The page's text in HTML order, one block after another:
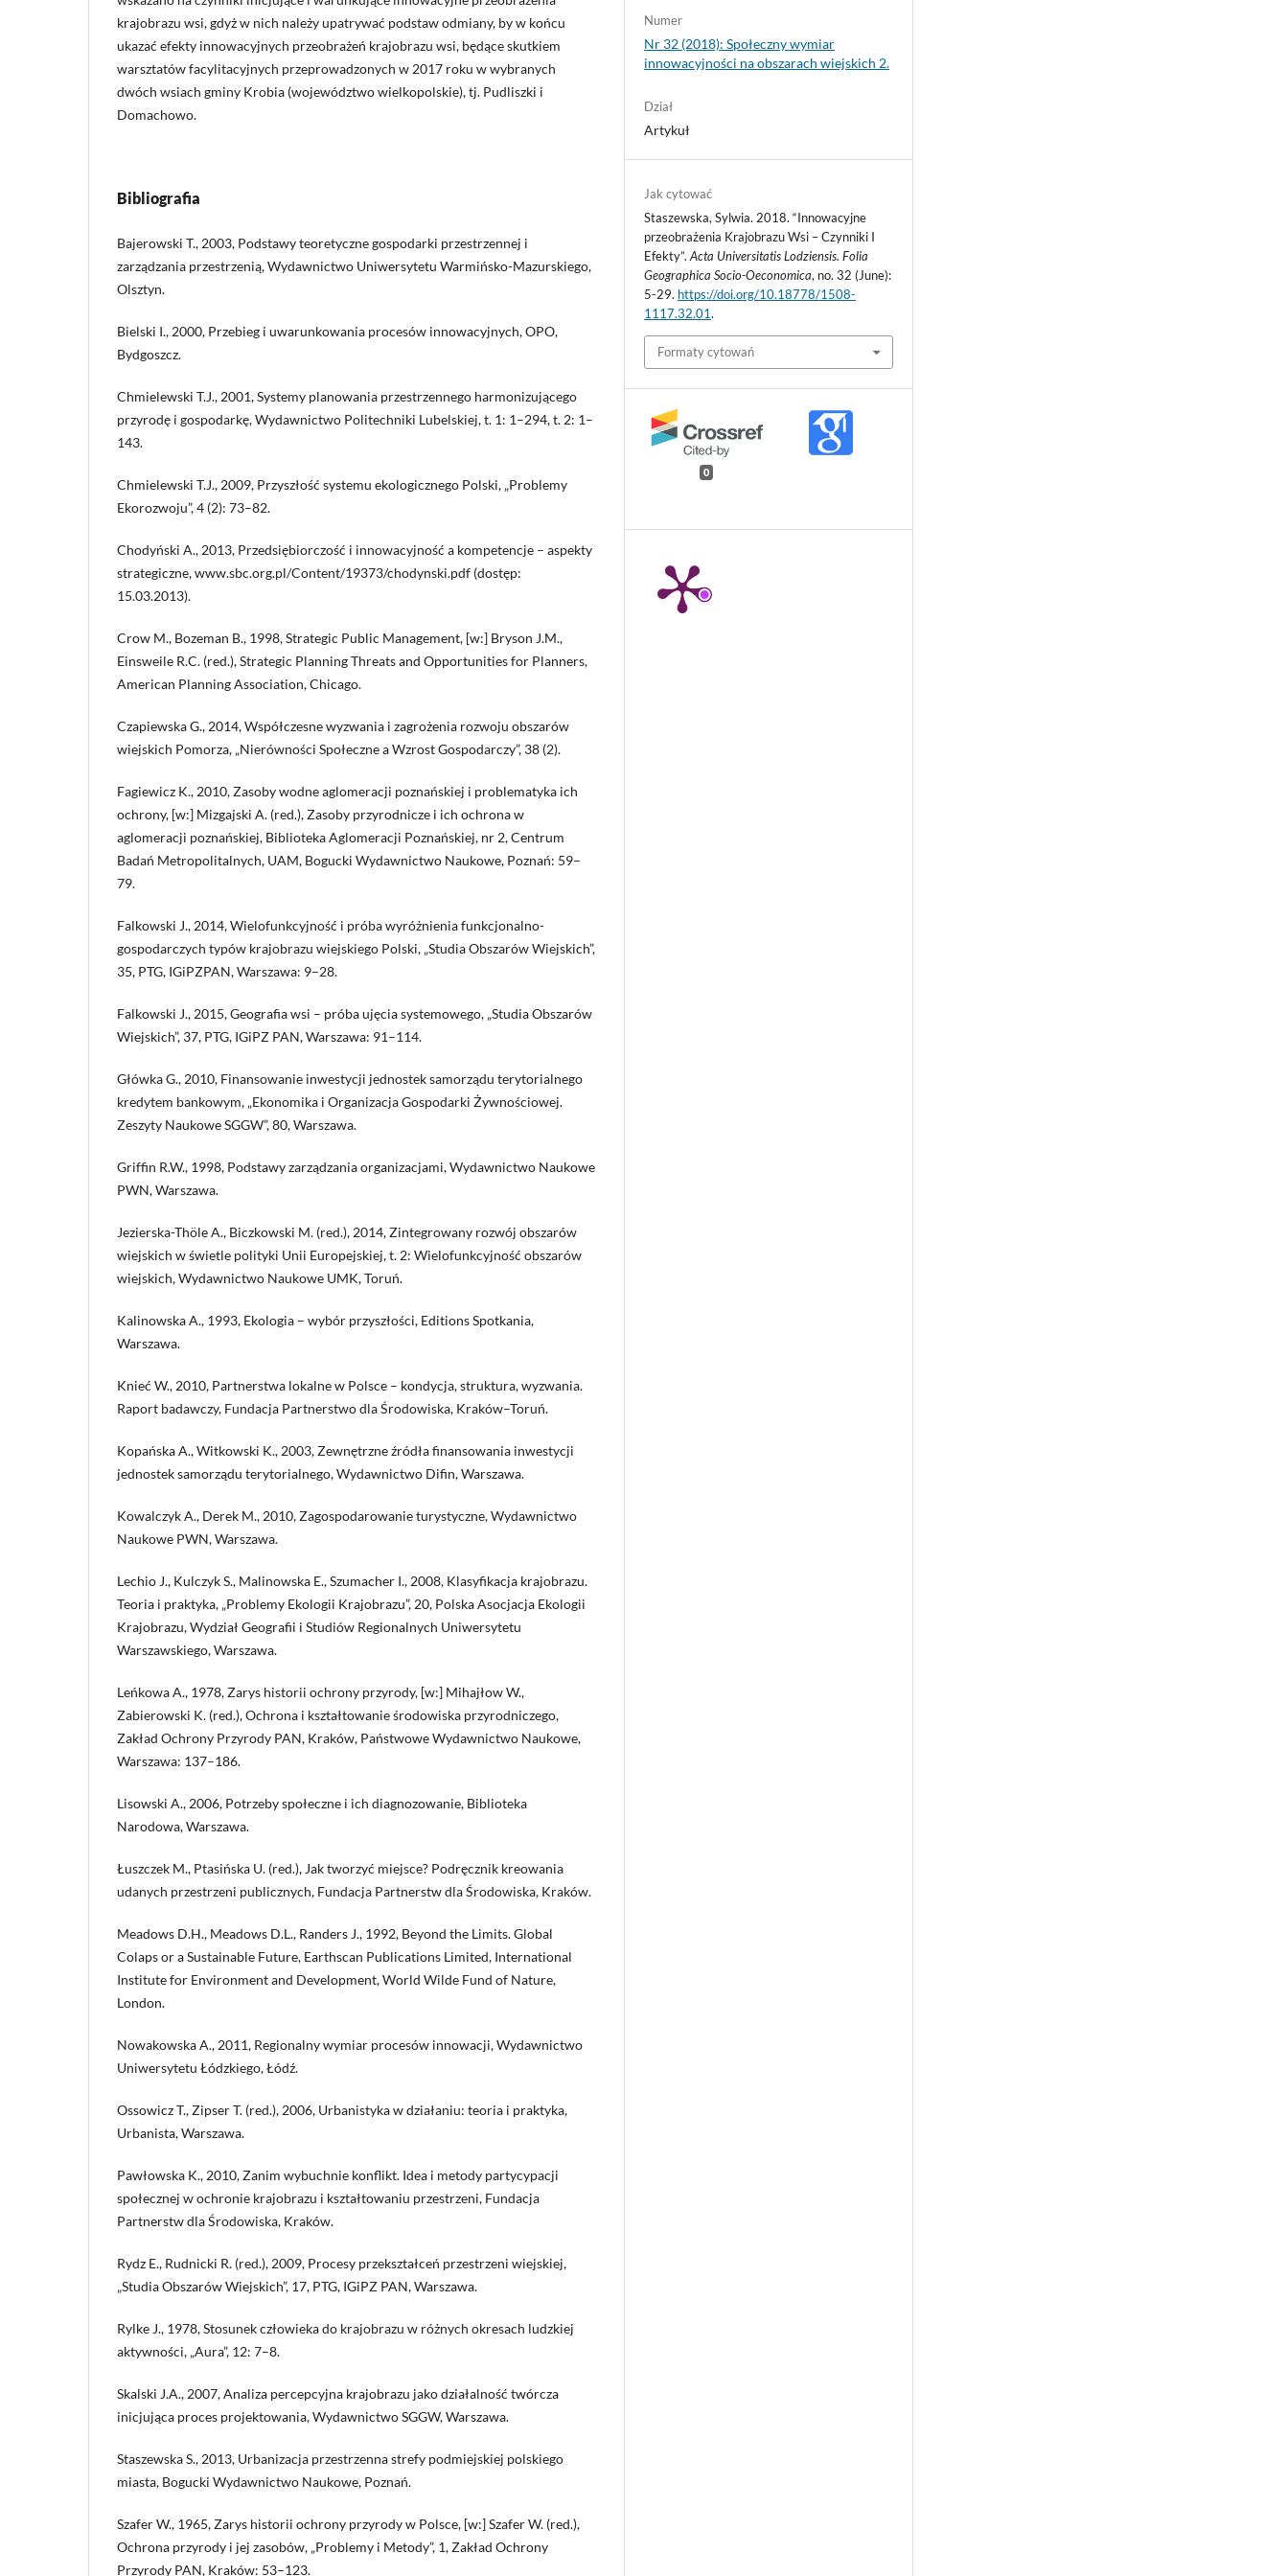
krajobrazu wsi, gdyż w nich należy upatrywać podstaw odmiany, by w końcu
ukazać efekty innowacyjnych przeobrażeń krajobrazu wsi, będące skutkiem
warsztatów facylitacyjnych przeprowadzonych w 2017 roku w wybranych
dwóch wsiach gminy Krobia (województwo wielkopolskie), tj. Pudliszki i
Domachowo.
Bibliografia
Bajerowski T., 2003, Podstawy teoretyczne gospodarki przestrzennej i
zarządzania przestrzenią, Wydawnictwo Uniwersytetu Warmińsko-Mazurskiego,
Olsztyn.
Bielski I., 2000, Przebieg i uwarunkowania procesów innowacyjnych, OPO,
Bydgoszcz.
Chmielewski T.J., 2001, Systemy planowania przestrzennego harmonizującego
przyrodę i gospodarkę, Wydawnictwo Politechniki Lubelskiej, t. 1: 1–294, t. 2: 1–
143.
Chmielewski T.J., 2009, Przyszłość systemu ekologicznego Polski, „Problemy
Ekorozwoju”, 4 (2): 73–82.
Chodyński A., 2013, Przedsiębiorczość i innowacyjność a kompetencje – aspekty
strategiczne, www.sbc.org.pl/Content/19373/chodynski.pdf (dostęp:
15.03.2013).
Crow M., Bozeman B., 1998, Strategic Public Management, [w:] Bryson J.M.,
Einsweile R.C. (red.), Strategic Planning Threats and Opportunities for Planners,
American Planning Association, Chicago.
Czapiewska G., 2014, Współczesne wyzwania i zagrożenia rozwoju obszarów
wiejskich Pomorza, „Nierówności Społeczne a Wzrost Gospodarczy”, 38 (2).
Fagiewicz K., 2010, Zasoby wodne aglomeracji poznańskiej i problematyka ich
ochrony, [w:] Mizgajski A. (red.), Zasoby przyrodnicze i ich ochrona w
aglomeracji poznańskiej, Biblioteka Aglomeracji Poznańskiej, nr 2, Centrum
Badań Metropolitalnych, UAM, Bogucki Wydawnictwo Naukowe, Poznań: 59–
79.
Falkowski J., 2014, Wielofunkcyjność i próba wyróżnienia funkcjonalno-
gospodarczych typów krajobrazu wiejskiego Polski, „Studia Obszarów Wiejskich”,
35, PTG, IGiPZPAN, Warszawa: 9–28.
Falkowski J., 2015, Geografia wsi – próba ujęcia systemowego, „Studia Obszarów
Wiejskich”, 37, PTG, IGiPZ PAN, Warszawa: 91–114.
Główka G., 2010, Finansowanie inwestycji jednostek samorządu terytorialnego
kredytem bankowym, „Ekonomika i Organizacja Gospodarki Żywnościowej.
Zeszyty Naukowe SGGW”, 80, Warszawa.
Griffin R.W., 1998, Podstawy zarządzania organizacjami, Wydawnictwo Naukowe
PWN, Warszawa.
Jezierska-Thöle A., Biczkowski M. (red.), 2014, Zintegrowany rozwój obszarów
wiejskich w świetle polityki Unii Europejskiej, t. 2: Wielofunkcyjność obszarów
wiejskich, Wydawnictwo Naukowe UMK, Toruń.
Kalinowska A., 1993, Ekologia – wybór przyszłości, Editions Spotkania,
Warszawa.
Knieć W., 2010, Partnerstwa lokalne w Polsce – kondycja, struktura, wyzwania.
Raport badawczy, Fundacja Partnerstwo dla Środowiska, Kraków–Toruń.
Kopańska A., Witkowski K., 2003, Zewnętrzne źródła finansowania inwestycji
jednostek samorządu terytorialnego, Wydawnictwo Difin, Warszawa.
Kowalczyk A., Derek M., 2010, Zagospodarowanie turystyczne, Wydawnictwo
Naukowe PWN, Warszawa.
Lechio J., Kulczyk S., Malinowska E., Szumacher I., 2008, Klasyfikacja krajobrazu.
Teoria i praktyka, „Problemy Ekologii Krajobrazu”, 20, Polska Asocjacja Ekologii
Krajobrazu, Wydział Geografii i Studiów Regionalnych Uniwersytetu
Warszawskiego, Warszawa.
Leńkowa A., 1978, Zarys historii ochrony przyrody, [w:] Mihajłow W.,
Zabierowski K. (red.), Ochrona i kształtowanie środowiska przyrodniczego,
Zakład Ochrony Przyrody PAN, Kraków, Państwowe Wydawnictwo Naukowe,
Warszawa: 137–186.
Lisowski A., 2006, Potrzeby społeczne i ich diagnozowanie, Biblioteka
Narodowa, Warszawa.
Łuszczek M., Ptasińska U. (red.), Jak tworzyć miejsce? Podręcznik kreowania
udanych przestrzeni publicznych, Fundacja Partnerstw dla Środowiska, Kraków.
Meadows D.H., Meadows D.L., Randers J., 1992, Beyond the Limits. Global
Colaps or a Sustainable Future, Earthscan Publications Limited, International
Institute for Environment and Development, World Wilde Fund of Nature,
London.
Nowakowska A., 2011, Regionalny wymiar procesów innowacji, Wydawnictwo
Uniwersytetu Łódzkiego, Łódź.
Ossowicz T., Zipser T. (red.), 2006, Urbanistyka w działaniu: teoria i praktyka,
Urbanista, Warszawa.
Pawłowska K., 2010, Zanim wybuchnie konflikt. Idea i metody partycypacji
społecznej w ochronie krajobrazu i kształtowaniu przestrzeni, Fundacja
Partnerstw dla Środowiska, Kraków.
Rydz E., Rudnicki R. (red.), 2009, Procesy przekształceń przestrzeni wiejskiej,
„Studia Obszarów Wiejskich”, 17, PTG, IGiPZ PAN, Warszawa.
Rylke J., 1978, Stosunek człowieka do krajobrazu w różnych okresach ludzkiej
aktywności, „Aura”, 12: 7–8.
Skalski J.A., 2007, Analiza percepcyjna krajobrazu jako działalność twórcza
inicjująca proces projektowania, Wydawnictwo SGGW, Warszawa.
Staszewska S., 2013, Urbanizacja przestrzenna strefy podmiejskiej polskiego
miasta, Bogucki Wydawnictwo Naukowe, Poznań.
Szafer W., 1965, Zarys historii ochrony przyrody w Polsce, [w:] Szafer W. (red.),
Ochrona przyrody i jej zasobów, „Problemy i Metody”, 1, Zakład Ochrony
Przyrody PAN, Kraków: 53–123.
Numer
Nr 32 (2018): Społeczny wymiar
innowacyjności na obszarach wiejskich 2.
Dział
Artykuł
Jak cytować
Staszewska, Sylwia. 2018. “Innowacyjne
przeobrażenia Krajobrazu Wsi – Czynniki I
Efekty”.Acta Universitatis Lodziensis. Folia
Geographica Socio-Oeconomica, no. 32 (June):
5-29. https://doi.org/10.18778/1508-
1117.32.01.
Formaty cytowań
0